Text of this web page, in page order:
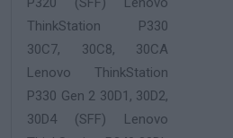
ThinkStation P330
30C7, 30C8, 30CA
Lenovo ThinkStation
P330 Gen 2 30D1, 30D2,
30D4 (SFF) Lenovo